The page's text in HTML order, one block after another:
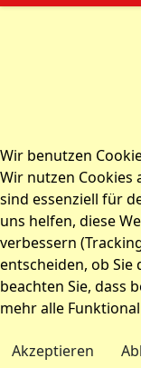
Wir benutzen
Wir nutzen Cookies
sind essenziell für
uns helfen, diese
verbessern
entscheiden, ob Sie
beachten Sie, dass
mehr alle
Akzeptieren